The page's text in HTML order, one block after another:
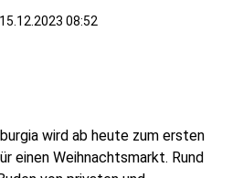
08:52
wird ab heute zum ersten
einen Weihnachtsmarkt. Rund